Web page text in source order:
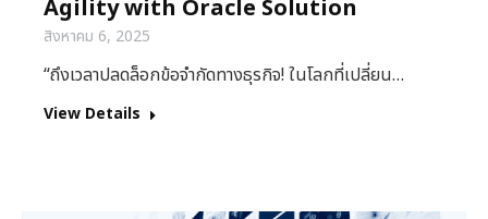
Agility with Oracle Solution
สิงหาคม 6, 2025
“ถึงเวลาปลดล็อกข้อจำกัดทางธุรกิจ! ในโลกที่เปลี่ยน…
View Details